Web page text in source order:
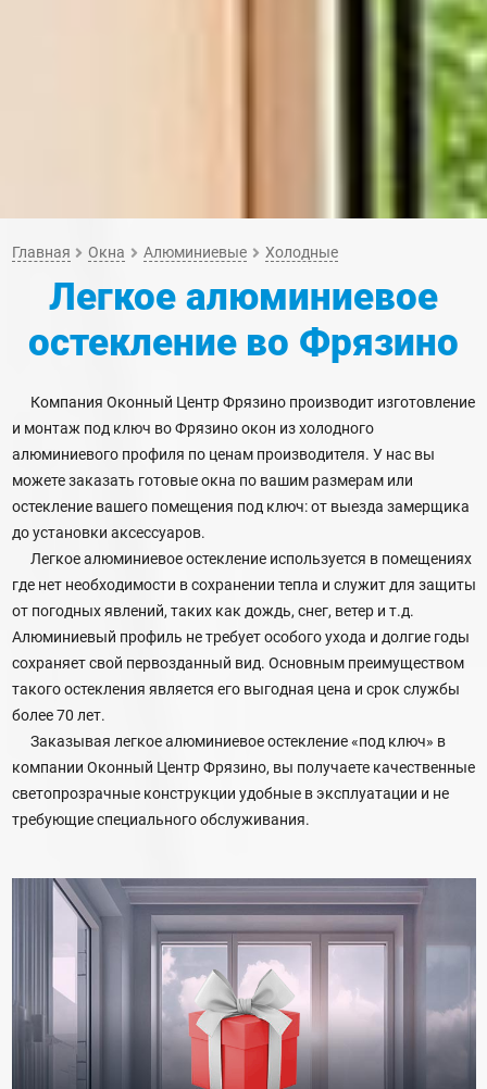
Главная Окна Алюминиевые Холодные
Легкое алюминиевое
остекление во Фрязино
Компания Оконный Центр Фрязино производит изготовление
и монтаж под ключ во Фрязино окон из холодного
алюминиевого профиля по ценам производителя. У нас вы
можете заказать готовые окна по вашим размерам или
остекление вашего помещения под ключ: от выезда замерщика
до установки аксессуаров.
Легкое алюминиевое остекление используется в помещениях
где нет необходимости в сохранении тепла и служит для защиты
от погодных явлений, таких как дождь, снег, ветер и т.д.
Алюминиевый профиль не требует особого ухода и долгие годы
сохраняет свой первозданный вид. Основным преимуществом
такого остекления является его выгодная цена и срок службы
более 70 лет.
Заказывая легкое алюминиевое остекление «под ключ» в
компании Оконный Центр Фрязино, вы получаете качественные
светопрозрачные конструкции удобные в эксплуатации и не
требующие специального обслуживания.